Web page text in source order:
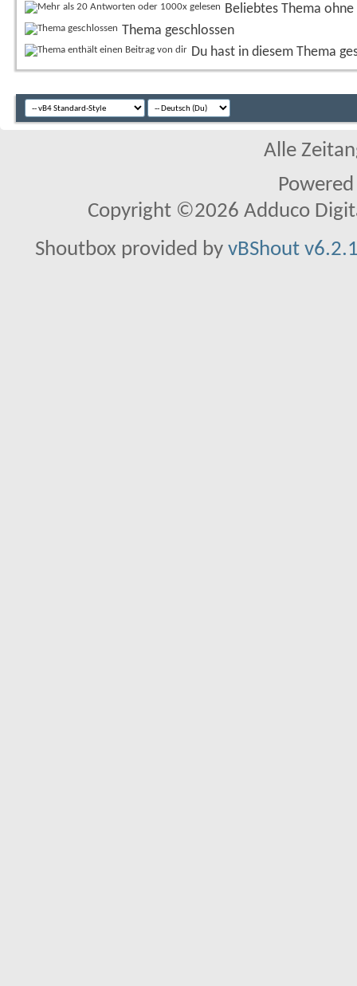
Beliebtes Thema
Thema geschlossen
Du hast in diesem Thema
Alle
Copyright ©2026 Adduco
Shoutbox provided by vBShout